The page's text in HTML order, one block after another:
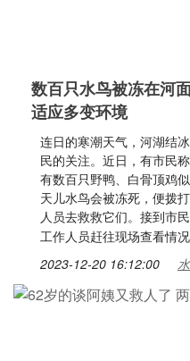
数百只水鸟被冻在河
适应多变环境
连日的寒潮天气，河湖结
民的关注。近日，有市民
有数百只野鸭、白骨顶鸡
天儿水鸟会被冻死，便拨
人员去救救它们。接到市
工作人员赶往现场查看情况
2023-12-20 16:12:00